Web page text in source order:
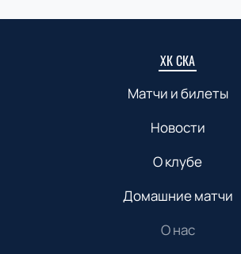
ХК СКА
Матчи и билеты
Новости
О клубе
Домашние матчи
О нас